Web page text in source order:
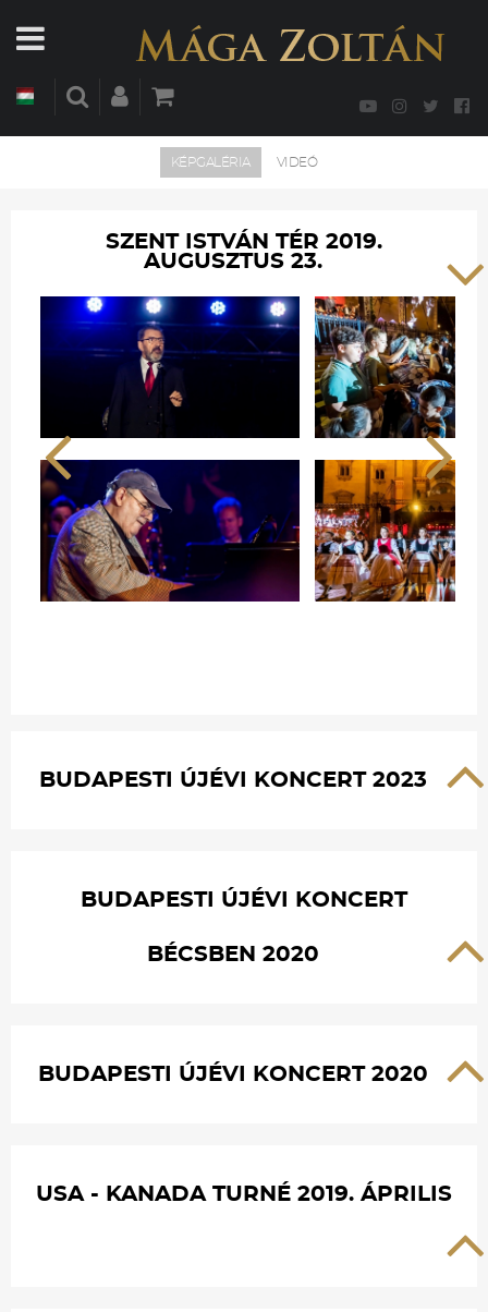
KÉPGALÉRIA VIDEÓ
SZENT ISTVÁN TÉR 2019.
AUGUSZTUS 23.
BUDAPESTI ÚJÉVI KONCERT 2023
BUDAPESTI ÚJÉVI KONCERT
BÉCSBEN 2020
BUDAPESTI ÚJÉVI KONCERT 2020
USA - KANADA TURNÉ 2019. ÁPRILIS